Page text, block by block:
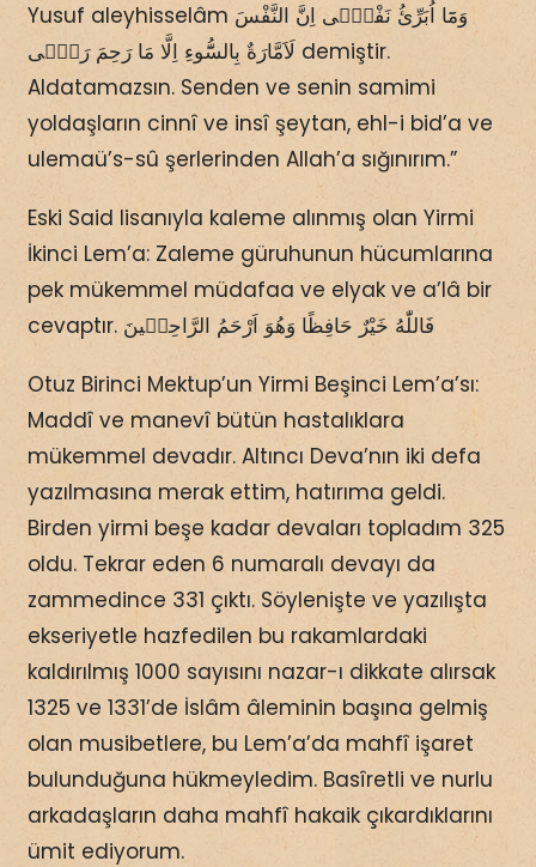
Yusuf aleyhisselâm وَمَٓا اُبَرِّئُ نَفْسٖٓى اِنَّ النَّفْسَ
لَاَمَّارَةٌ بِالسُّٓوءِ اِلَّا مَا رَحِمَ رَبّٖى demiştir.
Aldatamazsın. Senden ve senin samimi
yoldaşların cinnî ve insî şeytan, ehl-i bid’a ve
ulemaü’s-sû şerlerinden Allah’a sığınırım.”
Eski Said lisanıyla kaleme alınmış olan Yirmi
İkinci Lem’a: Zaleme güruhunun hücumlarına
pek mükemmel müdafaa ve elyak ve a’lâ bir
cevaptır. فَاللّٰهُ خَيْرٌ حَافِظًا وَهُوَ اَرْحَمُ الرَّاحِمٖينَ
Otuz Birinci Mektup’un Yirmi Beşinci Lem’a’sı:
Maddî ve manevî bütün hastalıklara
mükemmel devadır. Altıncı Deva’nın iki defa
yazılmasına merak ettim, hatırıma geldi.
Birden yirmi beşe kadar devaları topladım 325
oldu. Tekrar eden 6 numaralı devayı da
zammedince 331 çıktı. Söylenişte ve yazılışta
ekseriyetle hazfedilen bu rakamlardaki
kaldırılmış 1000 sayısını nazar-ı dikkate alırsak
1325 ve 1331’de İslâm âleminin başına gelmiş
olan musibetlere, bu Lem’a’da mahfî işaret
bulunduğuna hükmeyledim. Basîretli ve nurlu
arkadaşların daha mahfî hakaik çıkardıklarını
ümit ediyorum.